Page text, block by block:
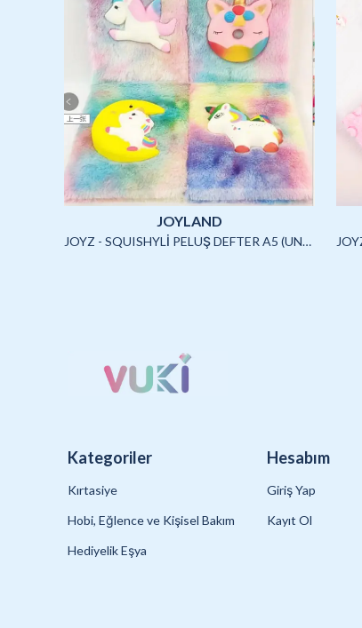
JOYLAND
JOYZ - SQUISHYLİ PELUŞ DEFTER A5 (UNICORN2)-4/S
Kategoriler
Kırtasiye
Hobi, Eğlence ve Kişisel Bakım
Hediyelik Eşya
Hesabım
Giriş Yap
Kayıt Ol